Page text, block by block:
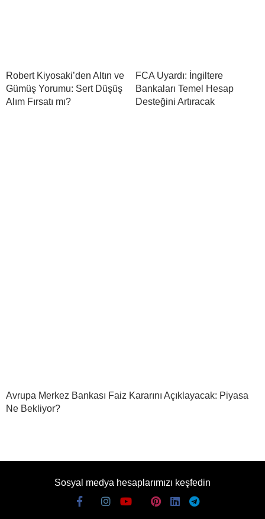
Robert Kiyosaki’den Altın ve
Gümüş Yorumu: Sert Düşüş
Alım Fırsatı mı?
FCA Uyardı: İngiltere
Bankaları Temel Hesap
Desteğini Artıracak
Avrupa Merkez Bankası Faiz Kararını Açıklayacak: Piyasa
Ne Bekliyor?
Sosyal medya hesaplarımızı keşfedin